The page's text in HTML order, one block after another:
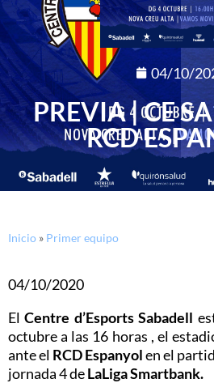
04/10/
PREVIA | CE
RCD
Inicio » Primer equipo
04/10/2020
ElCentre d’Esports Sabadell
octubre a las 16 horas , el
ante el RCD Espanyolen el
jornada 4 deLaLiga Smartbank.